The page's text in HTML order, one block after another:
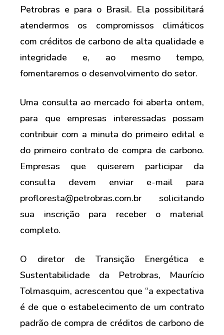
Petrobras e para o Brasil. Ela possibilitará
atendermos os compromissos climáticos
com créditos de carbono de alta qualidade e
integridade e, ao mesmo tempo,
fomentaremos o desenvolvimento do setor.
Uma consulta ao mercado foi aberta ontem,
para que empresas interessadas possam
contribuir com a minuta do primeiro edital e
do primeiro contrato de compra de carbono.
Empresas que quiserem participar da
consulta devem enviar e-mail para
profloresta@petrobras.com.br solicitando
sua inscrição para receber o material
completo.
O diretor de Transição Energética e
Sustentabilidade da Petrobras, Maurício
Tolmasquim, acrescentou que “a expectativa
é de que o estabelecimento de um contrato
padrão de compra de créditos de carbono de